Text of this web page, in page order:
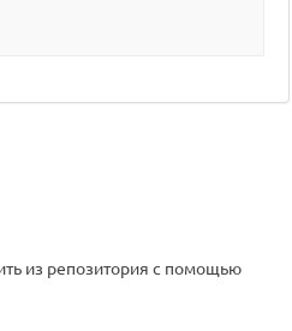
из репозитория с помощью